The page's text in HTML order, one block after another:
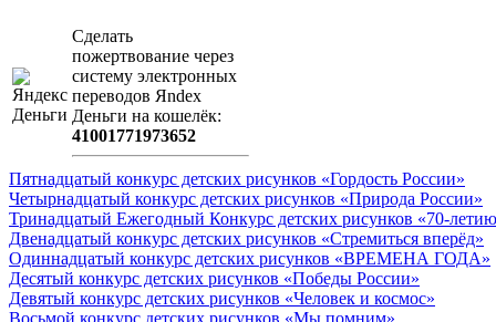
Сделать
пожертвование через
систeму элeктронных
пeрeводов Яndex
Деньги на кошeлёк:
41001771973652
Пятнадцатый конкурс детских рисунков «Гордость России»
Четырнадцатый конкурс детских рисунков «Природа России»
Тринадцатый Ежегодный Конкурс детских рисунков «70-
Двенадцатый конкурс детских рисунков «Стремиться вперёд»
Одиннадцатый конкурс детских рисунков «ВРЕМЕНА ГОДА»
Десятый конкурс детских рисунков «Победы России»
Девятый конкурс детских рисунков «Человек и космос»
Восьмой конкурс детских рисунков «Мы помним»